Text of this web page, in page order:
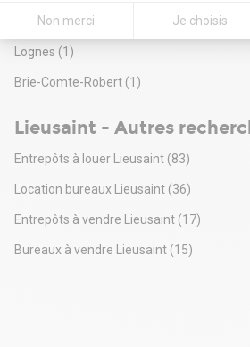
Non merci Je choisis
Axeptio consent
Plateforme de Gestion du Consentement :
Notre plateforme vous permet d'adapter
Chelles(1)
Lognes (1)
Brie-Comte-Robert (1)
Lieusaint - Autres
Entrepôts à louer Lieusaint (83)
Location bureaux Lieusaint (36)
Entrepôts à vendre Lieusaint (17)
Bureaux à vendre Lieusaint (15)